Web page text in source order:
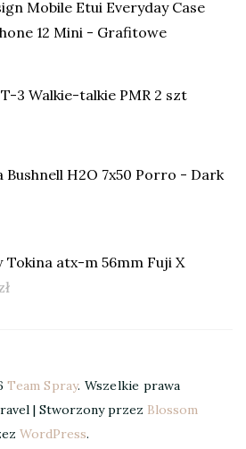
Mobile Etui Everyday Case
12 Mini - Grafitowe
3 Walkie-talkie PMR 2 szt
Bushnell H2O 7x50 Porro - Dark
Tokina atx-m 56mm Fuji X
Team Spray. Wszelkie prawa
| Stworzony przez Blossom
WordPress.